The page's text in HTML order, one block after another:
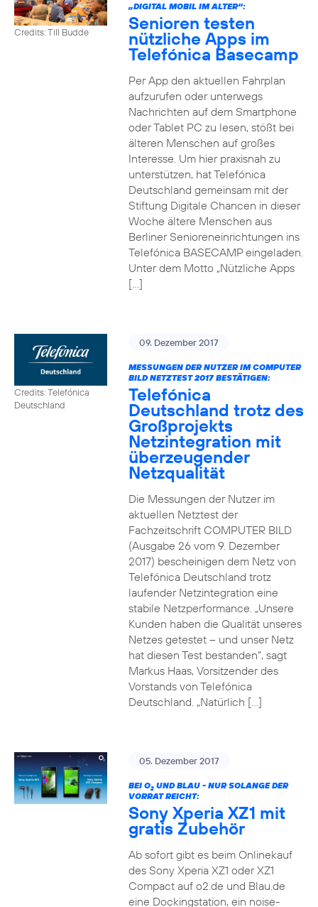
Credits: Till Budde
„DIGITAL MOBIL IM ALTER“:
Senioren testen
nützliche Apps im
Telefónica Basecamp
Per App den aktuellen Fahrplan
aufzurufen oder unterwegs
Nachrichten auf dem Smartphone
oder Tablet PC zu lesen, stößt bei
älteren Menschen auf großes
Interesse. Um hier praxisnah zu
unterstützen, hat Telefónica
Deutschland gemeinsam mit der
Stiftung Digitale Chancen in dieser
Woche ältere Menschen aus
Berliner Senioreneinrichtungen ins
Telefónica BASECAMP eingeladen.
Unter dem Motto „Nützliche Apps
[…]
Credits: Telefónica
Deutschland
09. Dezember 2017
MESSUNGEN DER NUTZER IM COMPUTER
BILD NETZTEST 2017 BESTÄTIGEN:
Telefónica
Deutschland trotz des
Großprojekts
Netzintegration mit
überzeugender
Netzqualität
Die Messungen der Nutzer im
aktuellen Netztest der
Fachzeitschrift COMPUTER BILD
(Ausgabe 26 vom 9. Dezember
2017) bescheinigen dem Netz von
Telefónica Deutschland trotz
laufender Netzintegration eine
stabile Netzperformance. „Unsere
Kunden haben die Qualität unseres
Netzes getestet – und unser Netz
hat diesen Test bestanden“, sagt
Markus Haas, Vorsitzender des
Vorstands von Telefónica
Deutschland. „Natürlich […]
05. Dezember 2017
BEI O2UND BLAU - NUR SOLANGE DER
VORRAT REICHT:
Sony Xperia XZ1 mit
gratis Zubehör
Ab sofort gibt es beim Onlinekauf
des Sony Xperia XZ1 oder XZ1
Compact auf o2.de und Blau.de
eine Dockingstation, ein noise-